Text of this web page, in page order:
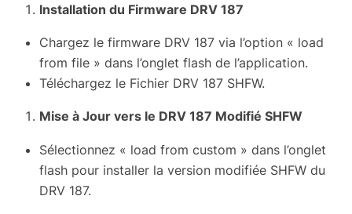
Installation du Firmware DRV 187
Chargez le firmware DRV 187 via l’option « load
from file » dans l’onglet flash de l’application.
Téléchargez le Fichier DRV 187 SHFW.
Mise à Jour vers le DRV 187 Modifié SHFW
Sélectionnez « load from custom » dans l’onglet
flash pour installer la version modifiée SHFW du
DRV 187.